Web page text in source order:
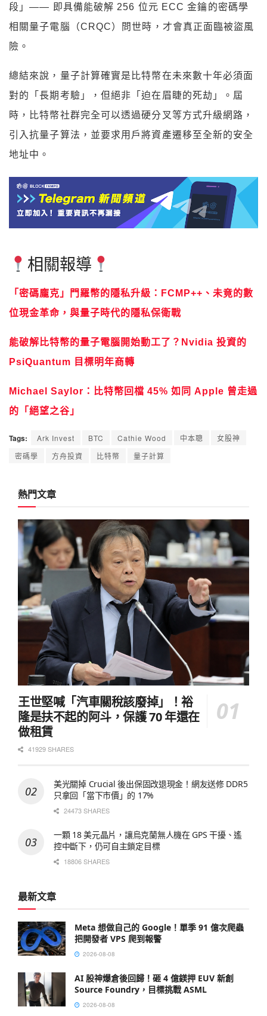
段」—— 即具備能破解 256 位元 ECC 金鑰的密碼學
相關量子電腦（CRQC）問世時，才會真正面臨被盜風
險。
總結來說，量子計算確實是比特幣在未來數十年必須面
對的「長期考驗」，但絕非「迫在眉睫的死劫」。屆
時，比特幣社群完全可以透過硬分叉等方式升級網路，
引入抗量子算法，並要求用戶將資產遷移至全新的安全
地址中。
相關報導
「密碼龐克」門羅幣的隱私升級：FCMP++、未竟的數
位現金革命，與量子時代的隱私保衛戰
能破解比特幣的量子電腦開始動工了？Nvidia 投資的
PsiQuantum 目標明年商轉
Michael Saylor：比特幣回檔 45% 如同 Apple 曾走過
的「絕望之谷」
Tags: Ark Invest BTC Cathie Wood 中本聰
女股神
密碼學
方舟投資 比特幣 量子計算
熱門文章
王世堅喊「汽車關稅該廢掉」！裕
隆是扶不起的阿斗，保護 70 年還在
做租賃
41929 SHARES
美光關掉 Crucial 後出保固改退現金！網友送修 DDR5
只拿回「當下市價」的 17%
24473 SHARES
一顆 18 美元晶片，讓烏克蘭無人機在 GPS 干擾、遙
控中斷下，仍可自主鎖定目標
18806 SHARES
最新文章
Meta 想做自己的 Google！單季 91 億次爬蟲
把開發者 VPS 爬到報警
2026-08-08
AI 股神爆倉後回歸！砸 4 億鎂押 EUV 新創
Source Foundry，目標挑戰 ASML
2026-08-08